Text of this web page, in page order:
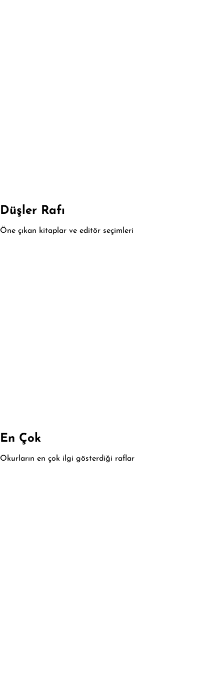
Düşler Rafı
Öne çıkan kitaplar ve editör seçimleri
En Çok
Okurların en çok ilgi gösterdiği raflar